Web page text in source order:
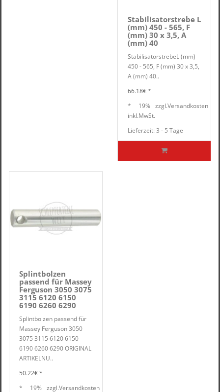
Stabilisatorstrebe L
(mm) 450 - 565, F
(mm) 30 x 3,5, A
(mm) 40
StabilisatorstrebeL (mm)
450 - 565, F (mm) 30 x 3,5,
A (mm) 40..
66.18€ *
*
inkl.
19%
MwSt.
zzgl.Versandkosten
Lieferzeit: 3 - 5 Tage
Splintbolzen
passend für Massey
Ferguson 3050 3075
3115 6120 6150
6190 6260 6290
Splintbolzen passend für
Massey Ferguson 3050
3075 3115 6120 6150
6190 6260 6290 ORIGINAL
ARTIKELNU..
50.22€ *
*
19% zzgl.Versandkosten